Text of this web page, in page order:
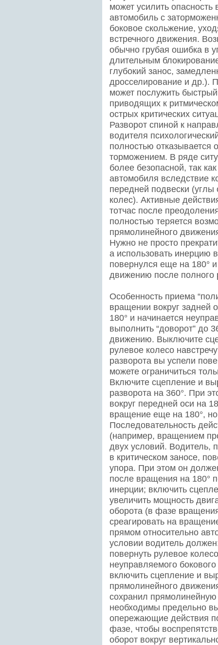
может усилить опасность
автомобиль с
боковое скольжение,
встречного движения.
обычно грубая ошибка в
длительным
глубокий занос,
дросселирование и др.).
может послужить
приводящих к
острых критических
Разворот спиной к
водителя
полностью отказывается
торможением. В ряде
более безопасной, так
автомобиля вследствие
передней подвески (углы
колес). Активные
тотчас после
полностью теряется
прямолинейного
Нужно не просто
а использовать инерцию
повернулся еще на 180°
движению после полного
Особенность приема
вращении вокруг задней
180° и начинается
выполнить “доворот” до
движению. Выключите
рулевое колесо
разворота вы успели
можете ограничиться
Включите сцепление и
разворота на 360°. При
вокруг передней оси на
вращение еще на 180°, но
Последовательность
(например, вращением
двух условий. Водитель,
в критическом заносе,
упора. При этом он
после вращения на 180°
инерции; включить
увеличить мощность
оборота (в фазе
среагировать на
прямом относительно
условии водитель
повернуть рулевое
неуправляемого
включить сцепление и
прямолинейного
сохранил
необходимы предельно
опережающие действия
фазе, чтобы
оборот вокруг